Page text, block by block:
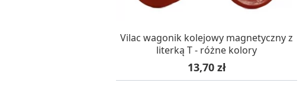
W MAGAZYNIE, DOSTAWA 24H
Vilac wagonik kolejowy magnetyczny z
literką T - różne kolory
Cena
13,70 zł